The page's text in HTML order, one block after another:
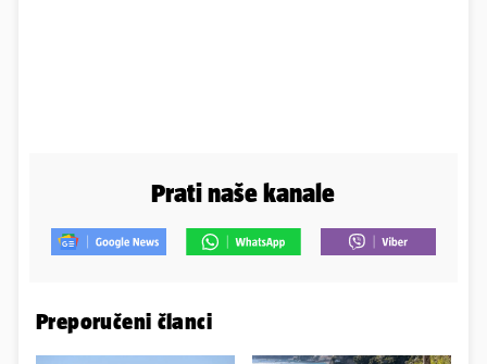
Prati naše kanale
Preporučeni članci